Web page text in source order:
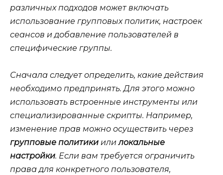
различных подходов может включать
использование групповых политик, настроек
сеансов и добавление пользователей в
специфические группы.
Сначала следует определить, какие действия
необходимо предпринять. Для этого можно
использовать встроенные инструменты или
специализированные скрипты. Например,
изменение прав можно осуществить через
групповые политики илилокальные
настройки. Если вам требуется ограничить
права для конкретного пользователя,